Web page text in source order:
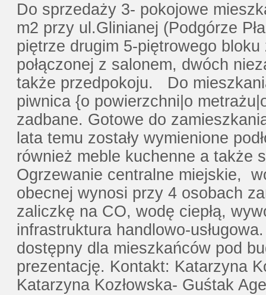
Do sprzedaży 3- pokojowe
m2 przy ul.Glinianej (Podgórze
piętrze drugim 5-piętrowego
połączonej z salonem, dwóch
także przedpokoju. Do
piwnica {o powierzchni|o
zadbane. Gotowe do
lata temu zostały wymienione
również meble kuchenne a także
Ogrzewanie centralne miejskie,
obecnej wynosi przy 4 osobach
zaliczkę na CO, wodę ciepłą,
infrastruktura handlowo-
dostępny dla mieszkańców pod
prezentację. Kontakt: Katarzyna
Katarzyna Kozłowska- Guśtak